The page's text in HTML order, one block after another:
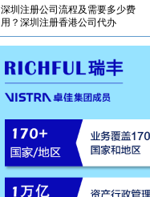
深圳注册公司流程及需要多少费
用？深圳注册香港公司代办